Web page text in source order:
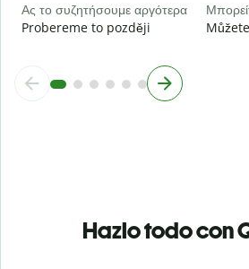
Ας το συζητήσουμε αργότερα
Probereme to později
Hazlo todo con